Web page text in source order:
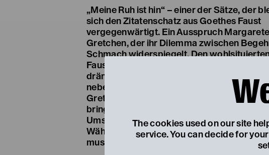
The cookies used on our site
service. You can decide for
„Meine Ruh ist hin“ – einer der Sätze, der
sich den Zitatenschatz aus Goethes Faust
vergegenwärtigt. Ein Ausspruch
Gretchen, der ihr Dilemma zwischen
Schmach widerspiegelt. Den
Faust hingegen, verjüngt durch den Bund
drängt es zu weltbewegenden Abenteuern
nebenbei zieht ihn das „Ewig Weibliche“ an.
Gretchen? Am Ende ist es nicht nur Faust,
bringt, sondern vor allem die
Umstände, die bestimmen, wie eine Frau
Während sich Gretchen der
muss, hat Faust sie schon längst wieder